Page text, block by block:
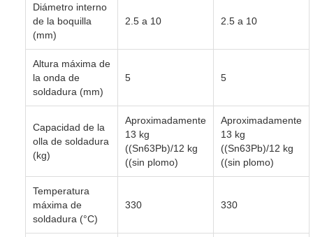
Diámetro interno
de la boquilla
(mm)
2.5 a 10 2.5 a 10
Altura máxima de
la onda de
soldadura (mm)
5 5
Capacidad de la
olla de soldadura
(kg)
Aproximadamente
13 kg
((Sn63Pb)/12 kg
((sin plomo)
Aproximadamente
13 kg
((Sn63Pb)/12 kg
((sin plomo)
Temperatura
máxima de
soldadura (°C)
330 330